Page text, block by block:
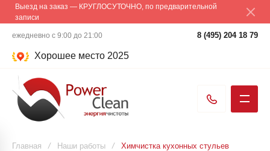
Выезд на заказ — КРУГЛОСУТОЧНО, по предварительной
записи
ежедневно с 9:00 до 21:00 8 (495) 204 18 79
Хорошее место 2025
Главная / Наши работы / Химчистка кухонных стульев